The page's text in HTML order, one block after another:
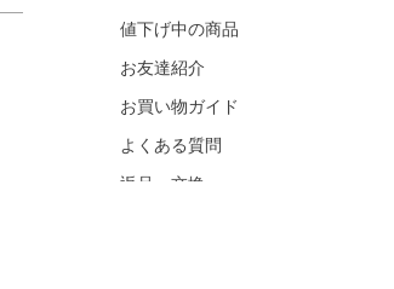
値下げ中の商品
お友達紹介
お買い物ガイド
よくある質問
返品・交換